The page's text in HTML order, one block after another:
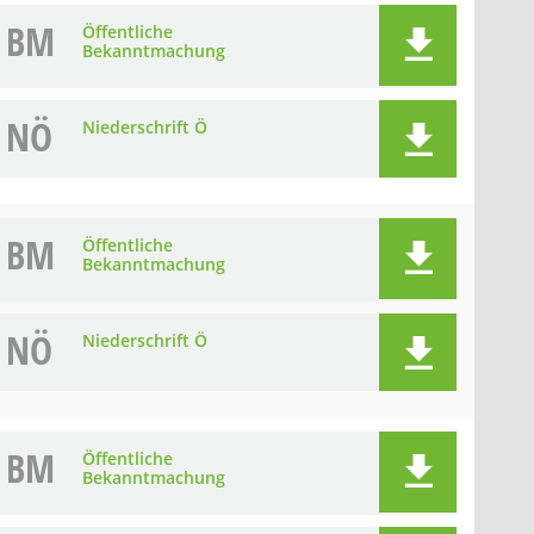
BM
Öffentliche
Bekanntmachung
NÖ Niederschrift Ö
BM
Öffentliche
Bekanntmachung
NÖ Niederschrift Ö
BM
Öffentliche
Bekanntmachung